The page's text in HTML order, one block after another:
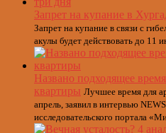
Запрет на купание в
Запрет на купание в связи с
акулы будет действовать до 11
Названо подходящее
квартиры Лучшее время для
апрель, заявил в интервью
исследовательского портала